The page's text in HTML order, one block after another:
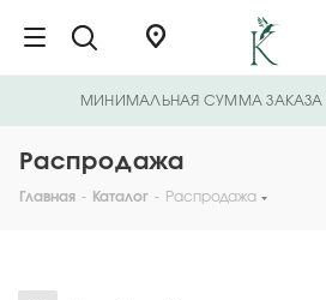
МИНИМАЛЬНАЯ СУММА ЗАКАЗА
Распродажа
Главная - Каталог - Распродажа